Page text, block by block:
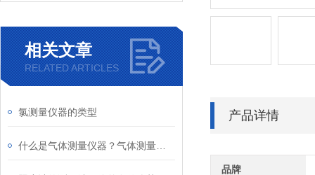
相关文章
RELATED ARTICLES
氯测量仪器的类型 产品详情
品牌